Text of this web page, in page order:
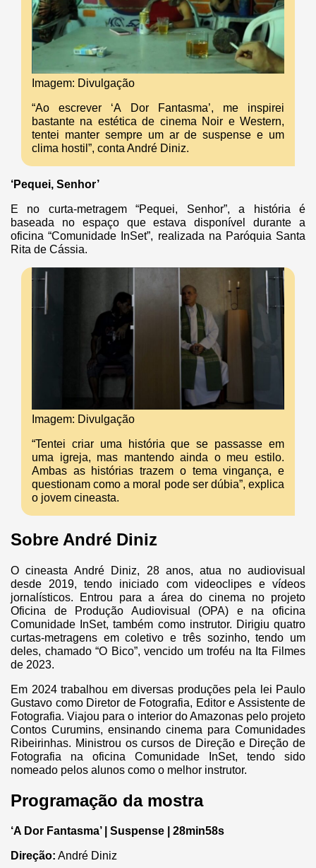
Imagem: Divulgação
“Ao escrever ‘A Dor Fantasma’, me inspirei
bastante na estética de cinema Noir e Western,
tentei manter sempre um ar de suspense e um
clima hostil”, conta André Diniz.
‘Pequei, Senhor’
E no curta-metragem “Pequei, Senhor”, a história é
baseada no espaço que estava disponível durante a
oficina “Comunidade InSet”, realizada na Paróquia Santa
Rita de Cássia.
Imagem: Divulgação
“Tentei criar uma história que se passasse em
uma igreja, mas mantendo ainda o meu estilo.
Ambas as histórias trazem o tema vingança, e
questionam como a moral pode ser dúbia”, explica
o jovem cineasta.
Sobre André Diniz
O cineasta André Diniz, 28 anos, atua no audiovisual
desde 2019, tendo iniciado com videoclipes e vídeos
jornalísticos. Entrou para a área do cinema no projeto
Oficina de Produção Audiovisual (OPA) e na oficina
Comunidade InSet, também como instrutor. Dirigiu quatro
curtas-metragens em coletivo e três sozinho, tendo um
deles, chamado “O Bico”, vencido um troféu na Ita Filmes
de 2023.
Em 2024 trabalhou em diversas produções pela lei Paulo
Gustavo como Diretor de Fotografia, Editor e Assistente de
Fotografia. Viajou para o interior do Amazonas pelo projeto
Contos Curumins, ensinando cinema para Comunidades
Ribeirinhas. Ministrou os cursos de Direção e Direção de
Fotografia na oficina Comunidade InSet, tendo sido
nomeado pelos alunos como o melhor instrutor.
Programação da mostra
‘A Dor Fantasma’ | Suspense | 28min58s
Direção: André Diniz